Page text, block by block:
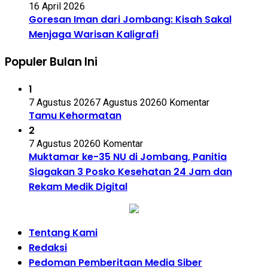
16 April 2026
Goresan Iman dari Jombang: Kisah Sakal
Menjaga Warisan Kaligrafi
Populer Bulan Ini
1
7 Agustus 20267 Agustus 20260 Komentar
Tamu Kehormatan
2
7 Agustus 20260 Komentar
Muktamar ke-35 NU di Jombang, Panitia
Siagakan 3 Posko Kesehatan 24 Jam dan
Rekam Medik Digital
Tentang Kami
Redaksi
Pedoman Pemberitaan Media Siber